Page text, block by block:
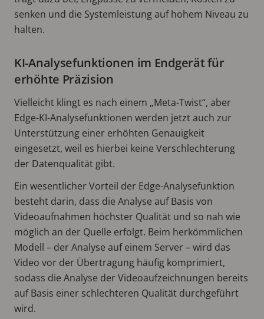
senken und die Systemleistung auf hohem Niveau zu
halten.
KI-Analysefunktionen im Endgerät für
erhöhte Präzision
Vielleicht klingt es nach einem „Meta-Twist“, aber
Edge-KI-Analysefunktionen werden jetzt auch zur
Unterstützung einer erhöhten Genauigkeit
eingesetzt, weil es hierbei keine Verschlechterung
der Datenqualität gibt.
Ein wesentlicher Vorteil der Edge-Analysefunktion
besteht darin, dass die Analyse auf Basis von
Videoaufnahmen höchster Qualität und so nah wie
möglich an der Quelle erfolgt. Beim herkömmlichen
Modell – der Analyse auf einem Server – wird das
Video vor der Übertragung häufig komprimiert,
sodass die Analyse der Videoaufzeichnungen bereits
auf Basis einer schlechteren Qualität durchgeführt
wird.